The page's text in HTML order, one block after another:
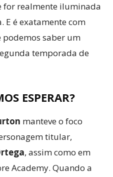
for realmente iluminada
é exatamente com
podemos saber um
temporada de
ESPERAR?
manteve o foco
titular,
, assim como em
Academy. Quando a